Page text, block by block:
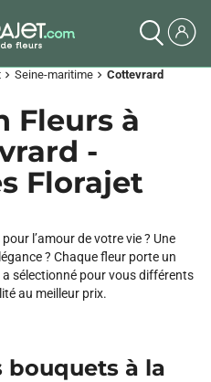
chevron_right Seine-maritime chevron_right Cottevrard
Fleurs à
-
Florajet
l’amour de votre vie ? Une
? Chaque fleur porte un
sélectionné pour vous différents
au meilleur prix.
bouquets à la